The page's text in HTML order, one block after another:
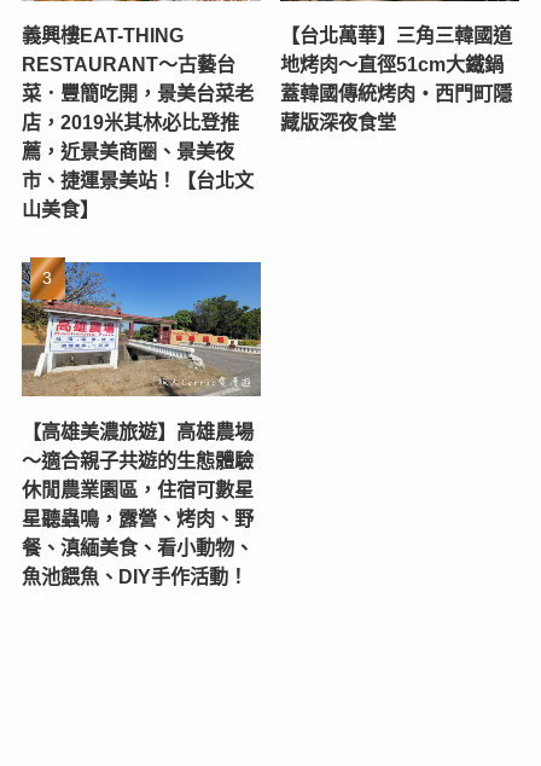
義興樓EAT-THING
RESTAURANT〜古藝台
菜．豐簡吃開，景美台菜老
店，2019米其林必比登推
薦，近景美商圈、景美夜
市、捷運景美站！【台北文
山美食】
【台北萬華】三角三韓國道
地烤肉～直徑51cm大鐵鍋
蓋韓國傳統烤肉‧西門町隱
藏版深夜食堂
【高雄美濃旅遊】高雄農場
〜適合親子共遊的生態體驗
休閒農業園區，住宿可數星
星聽蟲鳴，露營、烤肉、野
餐、滇緬美食、看小動物、
魚池餵魚、DIY手作活動！